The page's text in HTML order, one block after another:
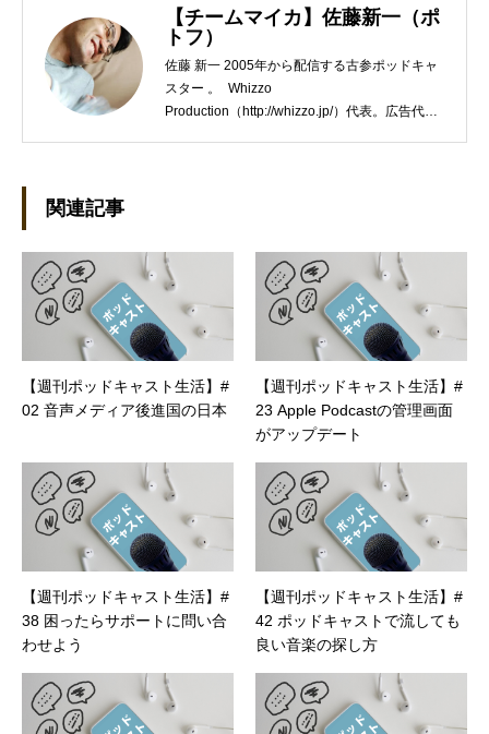
【チームマイカ】佐藤新一（ポ
トフ）
佐藤 新一 2005年から配信する古参ポッドキャ
スター 。 Whizzo
Production（http://whizzo.jp/）代表。広告代理
関連記事
【週刊ポッドキャスト生活】#
02 音声メディア後進国の日本
【週刊ポッドキャスト生活】#
23 Apple Podcastの管理画面
がアップデート
【週刊ポッドキャスト生活】#
38 困ったらサポートに問い合
わせよう
【週刊ポッドキャスト生活】#
42 ポッドキャストで流しても
良い音楽の探し方